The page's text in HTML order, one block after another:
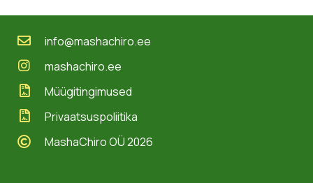
info@mashachiro.ee
mashachiro.ee
Müügitingimused
Privaatsuspoliitika
MashaChiro OÜ 2026